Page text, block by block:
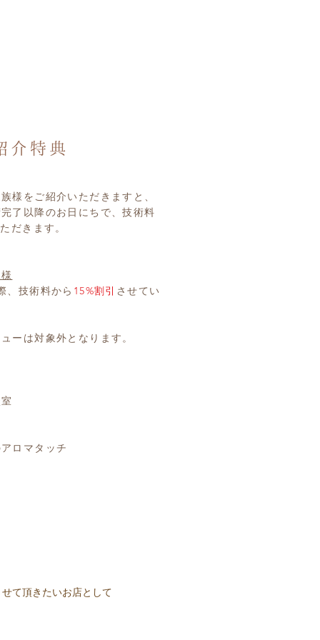
様をご紹介いただきますと、
了以降のお日にちで、技術料
だきます。
、技術料から 15%割引 させてい
ーは対象外となります。
ロマタッチ
て頂きたいお店として